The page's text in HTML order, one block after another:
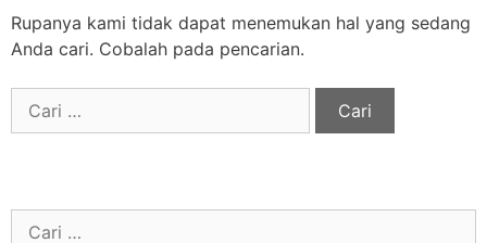
Rupanya kami tidak dapat menemukan hal yang sedang
Anda cari. Cobalah pada pencarian.